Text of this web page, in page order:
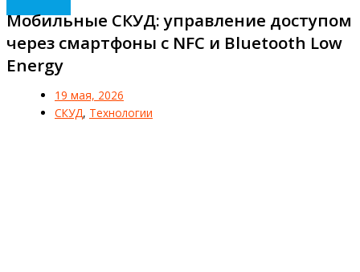
Мобильные СКУД: управление доступом
через смартфоны с NFC и Bluetooth Low
Energy
19 мая, 2026
СКУД, Технологии